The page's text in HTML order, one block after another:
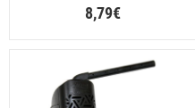
8,79€